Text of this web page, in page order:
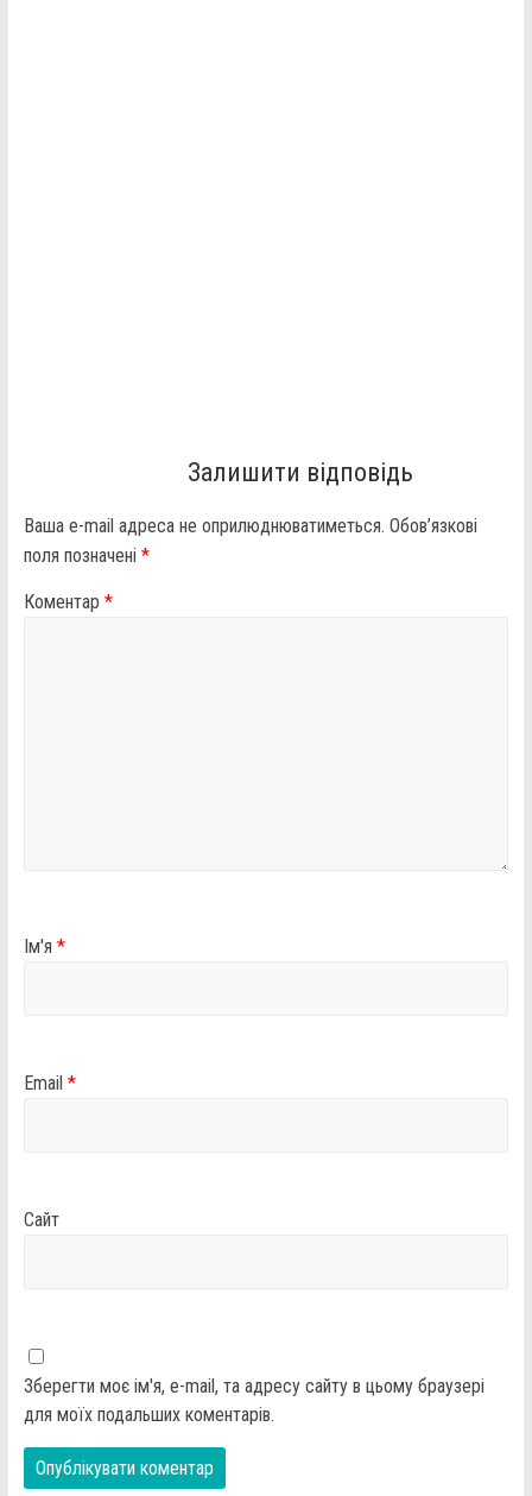
Залишити відповідь
Ваша e-mail адреса не оприлюднюватиметься. Обов’язкові
поля позначені *
Коментар *
Ім'я *
Email *
Сайт
Зберегти моє ім'я, e-mail, та адресу сайту в цьому браузері
для моїх подальших коментарів.